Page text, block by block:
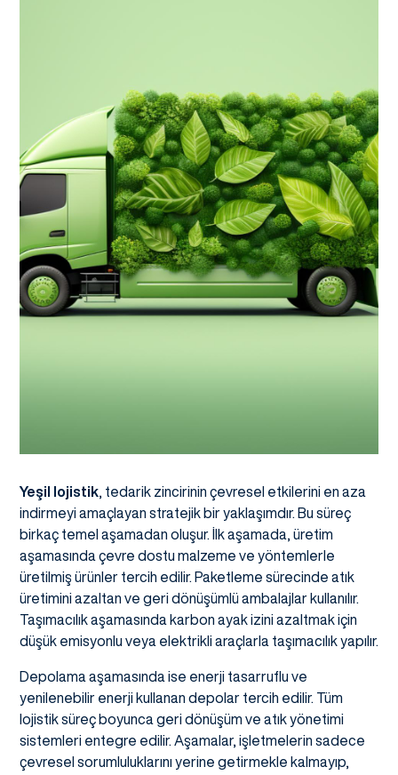
Yeşil lojistik, tedarik zincirinin çevresel etkilerini en aza
indirmeyi amaçlayan stratejik bir yaklaşımdır. Bu süreç
birkaç temel aşamadan oluşur. İlk aşamada, üretim
aşamasında çevre dostu malzeme ve yöntemlerle
üretilmiş ürünler tercih edilir. Paketleme sürecinde atık
üretimini azaltan ve geri dönüşümlü ambalajlar kullanılır.
Taşımacılık aşamasında karbon ayak izini azaltmak için
düşük emisyonlu veya elektrikli araçlarla taşımacılık yapılır.
Depolama aşamasında ise enerji tasarruflu ve
yenilenebilir enerji kullanan depolar tercih edilir. Tüm
lojistik süreç boyunca geri dönüşüm ve atık yönetimi
sistemleri entegre edilir. Aşamalar, işletmelerin sadece
çevresel sorumluluklarını yerine getirmekle kalmayıp,